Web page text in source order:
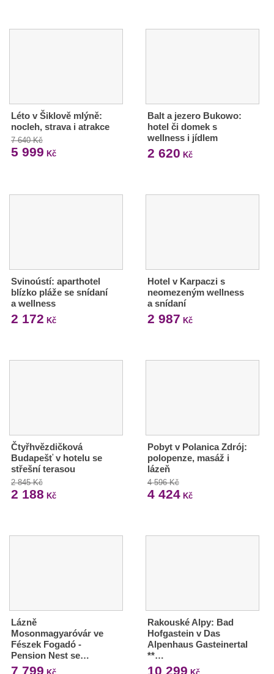
Léto v Šiklově mlýně:
nocleh, strava i atrakce
7 640 Kč
5 999 Kč
Balt a jezero Bukowo:
hotel či domek s
wellness i jídlem
2 620 Kč
Svinoústí: aparthotel
blízko pláže se snídaní
a wellness
2 172 Kč
Hotel v Karpaczi s
neomezeným wellness
a snídaní
2 987 Kč
Čtyřhvězdičková
Budapešť v hotelu se
střešní terasou
2 845 Kč
2 188 Kč
Pobyt v Polanica Zdrój:
polopenze, masáž i
lázeň
4 596 Kč
4 424Kč
Lázně
Mosonmagyaróvár ve
Fészek Fogadó -
Pension Nest se…
7 799
Rakouské Alpy: Bad
Hofgastein v Das
Alpenhaus Gasteinertal
**…
10 299